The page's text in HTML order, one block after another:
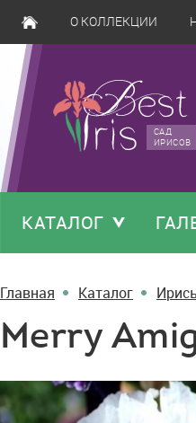
О КОЛЛЕКЦИИ
САД
ИРИСОВ
КАТАЛОГ
Главная Каталог
Merry
Merry
Amigo